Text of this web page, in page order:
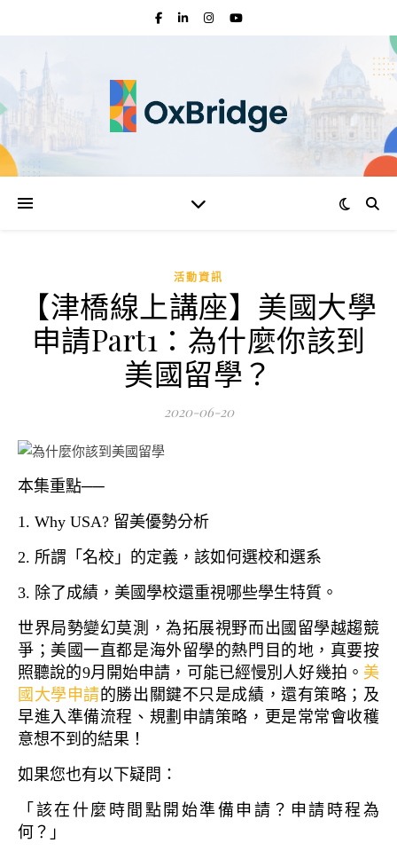
活動資訊
【津橋線上講座】美國大學
申請Part1：為什麼你該到
美國留學？
2020-06-20
本集重點──
1. Why USA? 留美優勢分析
2. 所謂「名校」的定義，該如何選校和選系
3. 除了成績，美國學校還重視哪些學生特質。
世界局勢變幻莫測，為拓展視野而出國留學越趨競
爭；美國一直都是海外留學的熱門目的地，真要按
照聽說的9月開始申請，可能已經慢別人好幾拍。 美
國大學申請的勝出關鍵不只是成績，還有策略；及
早進入準備流程、規劃申請策略，更是常常會收穫
意想不到的結果！
如果您也有以下疑問：
「該在什麼時間點開始準備申請？申請時程為
何？」